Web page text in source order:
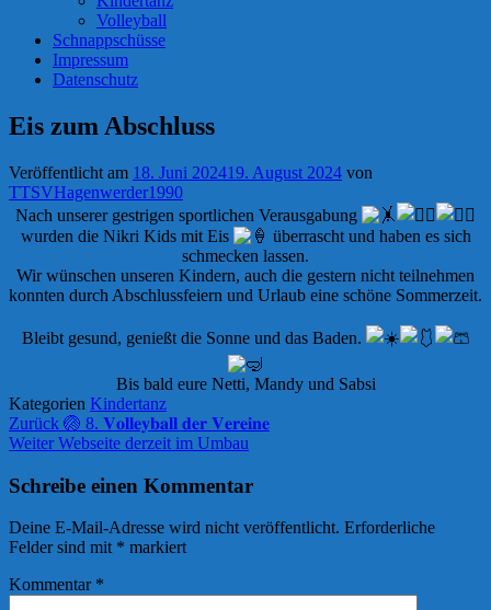
Volleyball
Schnappschüsse
Impressum
Datenschutz
Eis zum Abschluss
Veröffentlicht am 18. Juni 202419. August 2024 von
TTSVHagenwerder1990
Nach unserer gestrigen sportlichen Verausgabung
wurden die Nikri Kids mit Eis
überrascht und haben es sich
schmecken lassen.
Wir wünschen unseren Kindern, auch die gestern nicht teilnehmen
konnten durch Abschlussfeiern und Urlaub eine schöne Sommerzeit.
Bleibt gesund, genießt die Sonne und das Baden.
Bis bald eure Netti, Mandy und Sabsi
Kategorien Kindertanz
Beitragsnavigation
Zurück 🏐 8. 𝐕𝐨𝐥𝐥𝐞𝐲𝐛𝐚𝐥𝐥 𝐝𝐞𝐫 𝐕𝐞𝐫𝐞𝐢𝐧𝐞
Weiter Webseite derzeit im Umbau
Schreibe einen Kommentar
Deine E-Mail-Adresse wird nicht veröffentlicht. Erforderliche
Felder sind mit * markiert
Kommentar *